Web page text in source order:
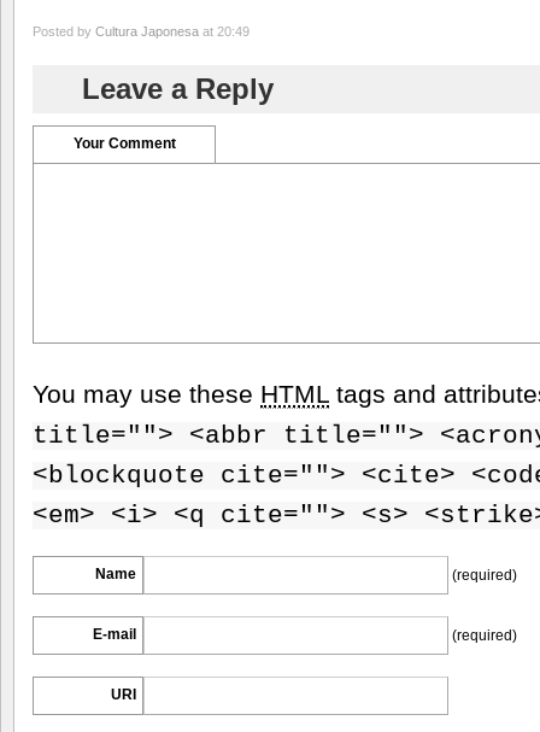
Posted by Cultura Japonesa at 20:49
Leave a Reply
Your Comment
You may use these HTML tags and
title=""> <abbr title="">
<blockquote cite=""> <cite>
<em> <i> <q cite=""> <s>
Name (required)
E-mail (required)
URI